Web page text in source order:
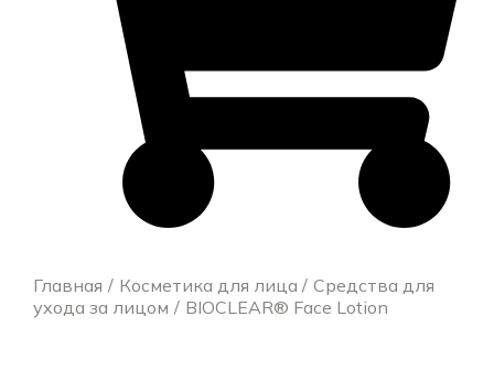
Главная Косметика для лица
Средства для
ухода за лицом
BIOCLEAR® Face Lotion